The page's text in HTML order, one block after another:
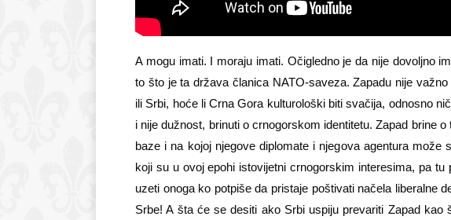
A mogu imati. I moraju imati. Očigledno je da nije dovoljno
to što je ta država članica NATO-saveza. Zapadu nije
ili Srbi, hoće li Crna Gora kulturološki biti svačija, odnosno
i nije dužnost, brinuti o crnogorskom identitetu. Zapad brine
baze i na kojoj njegove diplomate i njegova agentura može
koji su u ovoj epohi istovijetni crnogorskim interesima, pa
uzeti onoga ko potpiše da pristaje poštivati načela liberalne
Srbe! A šta će se desiti ako Srbi uspiju prevariti Zapad